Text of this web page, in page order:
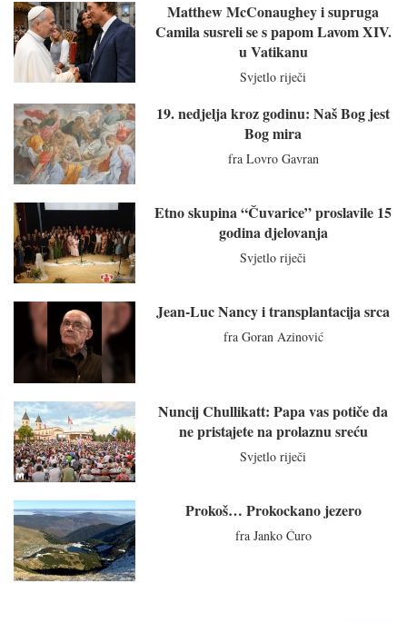
Matthew McConaughey i supruga
Camila susreli se s papom Lavom XIV.
u Vatikanu
Svjetlo riječi
19. nedjelja kroz godinu: Naš Bog jest
Bog mira
fra Lovro Gavran
Etno skupina “Čuvarice” proslavile 15
godina djelovanja
Svjetlo riječi
Jean-Luc Nancy i transplantacija srca
fra Goran Azinović
Nuncij Chullikatt: Papa vas potiče da
ne pristajete na prolaznu sreću
Svjetlo riječi
Prokoš… Prokockano jezero
fra Janko Ćuro